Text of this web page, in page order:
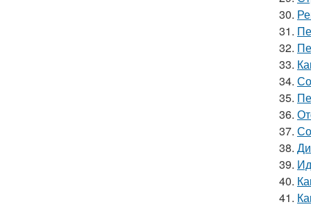
30.
31.
32.
33.
34.
35.
36.
37.
38.
39.
40.
41.